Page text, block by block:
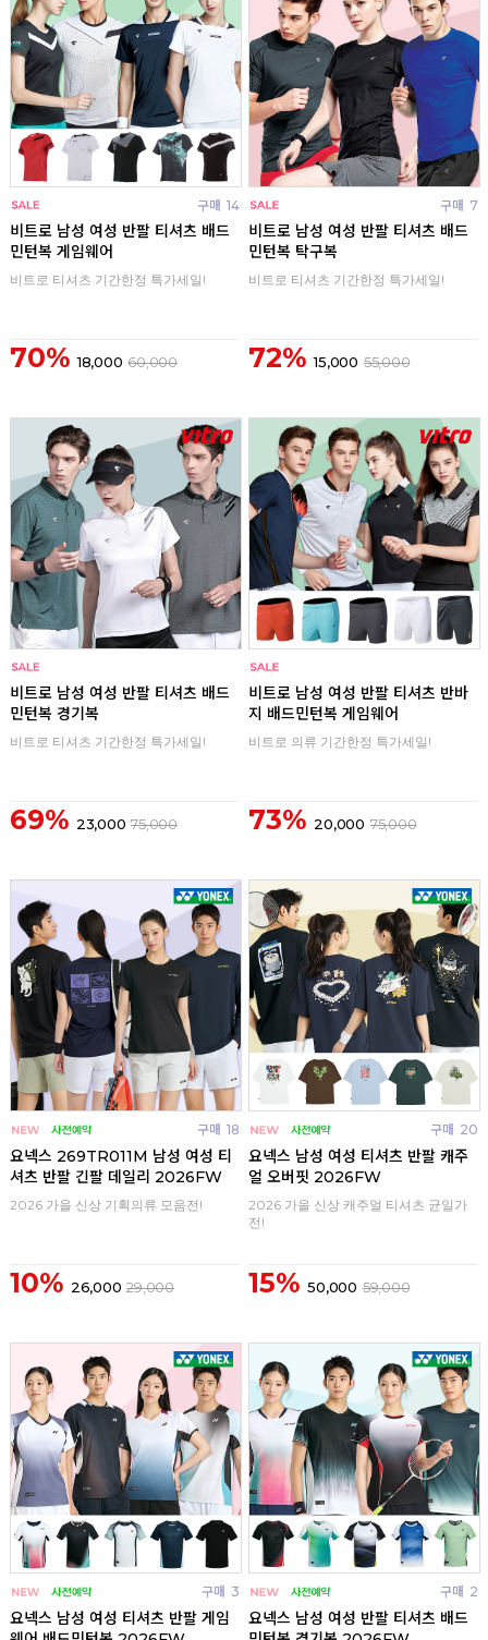
구매 14
비트로 남성 여성 반팔 티셔츠 배드
민턴복 게임웨어
비트로 티셔츠 기간한정 특가세일!
70% 18,000 60,000
구매 7
비트로 남성 여성 반팔 티셔츠 배드
민턴복 탁구복
비트로 티셔츠 기간한정 특가세일!
72% 15,000 55,000
비트로 남성 여성 반팔 티셔츠 배드
민턴복 경기복
비트로 티셔츠 기간한정 특가세일!
69% 23,000 75,000
비트로 남성 여성 반팔 티셔츠 반바
지 배드민턴복 게임웨어
비트로 의류 기간한정 특가세일!
73% 20,000 75,000
구매 18
요넥스 269TR011M 남성 여성 티
셔츠 반팔 긴팔 데일리 2026FW
2026 가을 신상 기획의류 모음전!
10% 26,000 29,000
구매 20
요넥스 남성 여성 티셔츠 반팔 캐주
얼 오버핏 2026FW
2026 가을 신상 캐주얼 티셔츠 균일가
전!
15% 50,000 59,000
구매 3
요넥스 남성 여성 티셔츠 반팔 게임
구매 2
요넥스 남성 여성 반팔 티셔츠 배드